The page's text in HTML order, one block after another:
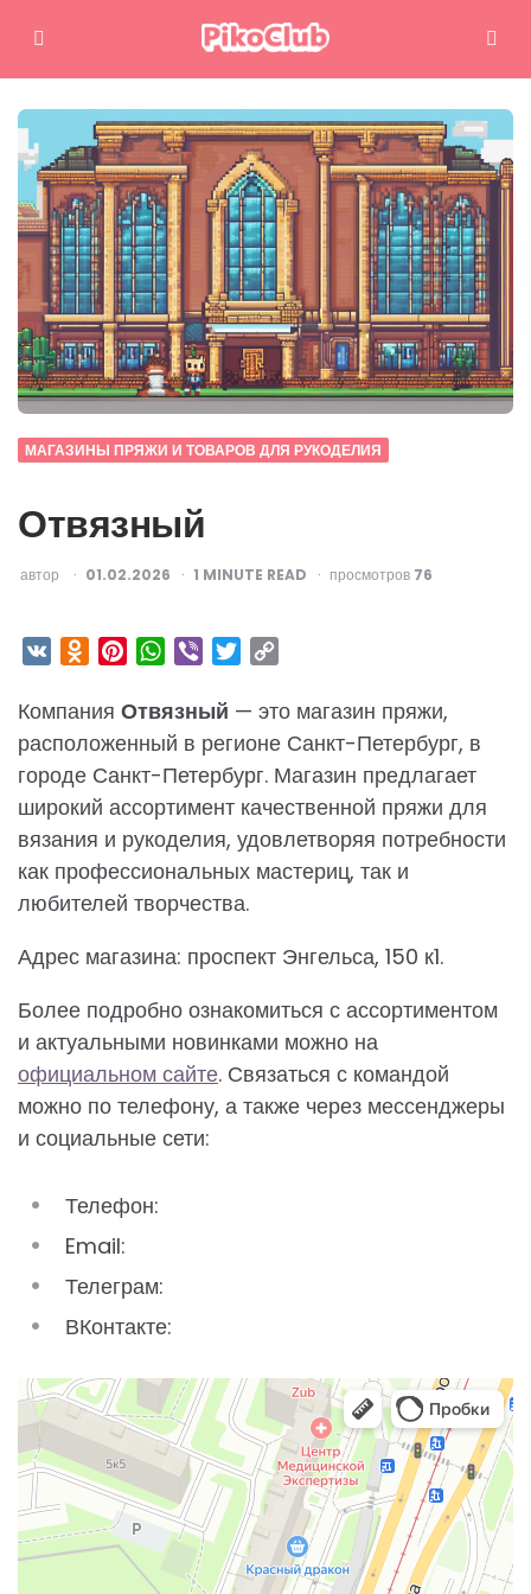
Меню Поиск
МАГАЗИНЫ ПРЯЖИ И ТОВАРОВ ДЛЯ РУКОДЕЛИЯ
Отвязный
ОПУБЛИКОВАНО
автор 01.02.2026 1 MINUTE READ просмотров 76
VK Odnoklassniki
PinterestWhatsApp
Viber Twitter
Компания Отвязный — это магазин пряжи,
расположенный в регионе Санкт-Петербург, в
городе Санкт-Петербург. Магазин предлагает
широкий ассортимент качественной пряжи для
вязания и рукоделия, удовлетворяя потребности
как профессиональных мастериц, так и
любителей творчества.
Адрес магазина: проспект Энгельса, 150 к1.
Более подробно ознакомиться с ассортиментом
и актуальными новинками можно на
официальном сайте. Связаться с командой
можно по телефону, а также через мессенджеры
и социальные сети:
Телефон:
Email:
Телеграм:
ВКонтакте: